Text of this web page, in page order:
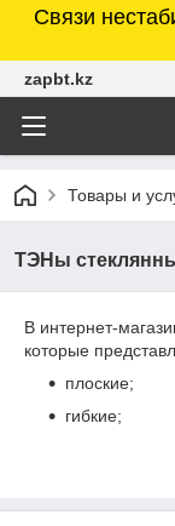
Связи
zapbt.kz
Товары и
ТЭНы
В интернет-
которые
плоские;
гибкие;
подогрев